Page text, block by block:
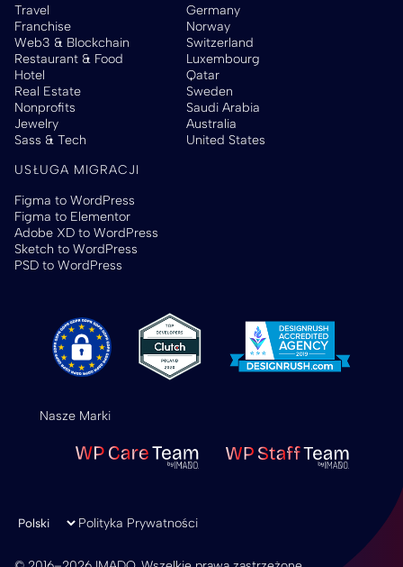
Travel
Franchise
Web3 & Blockchain
Restaurant & Food
Hotel
Real Estate
Nonprofits
Jewelry
Sass & Tech
Germany
Norway
Switzerland
Luxembourg
Qatar
Sweden
Saudi Arabia
Australia
United States
USŁUGA MIGRACJI
Figma to WordPress
Figma to Elementor
Adobe XD to WordPress
Sketch to WordPress
PSD to WordPress
Nasze Marki
Wybierz język
Polityka Prywatności